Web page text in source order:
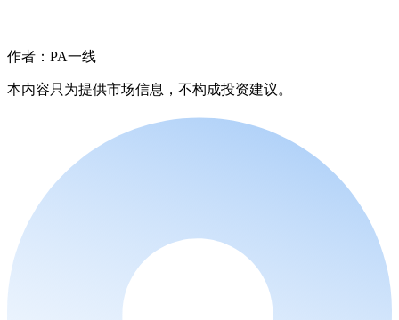
作者：PA一线
本内容只为提供市场信息，不构成投资建议。